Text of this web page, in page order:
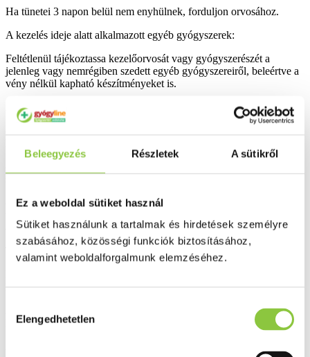
Beleegyezés Részletek A sütikről
Ez a weboldal sütiket használ
Sütiket használunk a tartalmak és hirdetések személyre
szabásához, közösségi funkciók biztosításához,
valamint weboldalforgalmunk elemzéséhez.
kiválasztása
Elengedhetetlen
Ha tünetei 3 napon belül nem enyhülnek, forduljon orvosához.
A kezelés ideje alatt alkalmazott egyéb gyógyszerek:
Feltétlenül tájékoztassa kezelőorvosát vagy gyógyszerészét a
jelenleg vagy nemrégiben szedett egyéb gyógyszereiről, beleértve a
vény nélkül kapható készítményeket is.
A készítmény szedése előtt konzultáljon orvosával, amennyiben:
- véralvadásgátlókat szed és hosszú időn keresztül, naponta
alkalmanként vehet be.
Terhesség és szoptatás:
Amennyiben Ön terhes vagy szoptat, kérje ki orvosa tanácsát a
Panadol Rapid 500 mg filmtabletta szedése előtt.